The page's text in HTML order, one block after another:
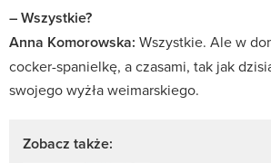
– Wszystkie?
Anna Komorowska: Wszystkie. Ale w
cocker-spanielkę, a czasami, tak jak
swojego wyżła weimarskiego.
Zobacz także: